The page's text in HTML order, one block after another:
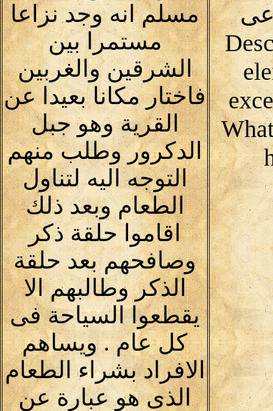
مسلم انه وجد نزاعا
مستمرا بين
الشرقين والغربين
فاختار مكانا بعيدا عن
القرية وهو جبل
الدكرور وطلب منهم
التوجه اليه لتناول
الطعام وبعد ذلك
اقاموا حلقة ذكر
وصافحهم بعد حلقة
الذكر وطالبهم الا
يقطعوا السياحة فى
كل عام . ويساهم
الافراد بشراء الطعام
الذى هو عبارة عن